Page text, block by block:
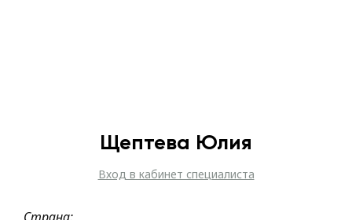
Щептева Юлия
Вход в кабинет специалиста